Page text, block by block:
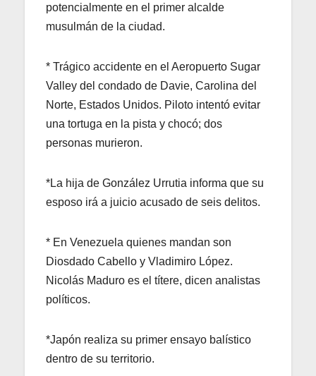
potencialmente en el primer alcalde
musulmán de la ciudad.
* Trágico accidente en el Aeropuerto Sugar
Valley del condado de Davie, Carolina del
Norte, Estados Unidos. Piloto intentó evitar
una tortuga en la pista y chocó; dos
personas murieron.
*La hija de González Urrutia informa que su
esposo irá a juicio acusado de seis delitos.
* En Venezuela quienes mandan son
Diosdado Cabello y Vladimiro López.
Nicolás Maduro es el títere, dicen analistas
políticos.
*Japón realiza su primer ensayo balístico
dentro de su territorio.